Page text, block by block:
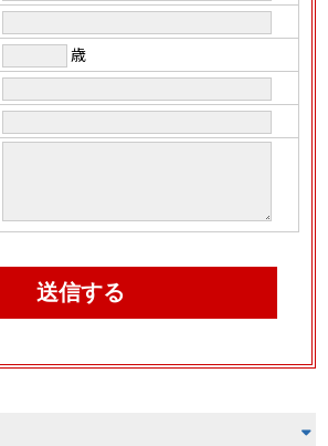
歳